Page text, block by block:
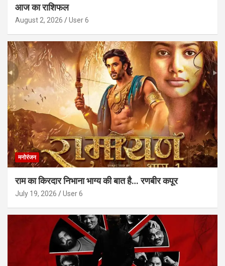
आज का राशिफल
August 2, 2026 User 6
मनोरंजन
राम का किरदार निभाना भाग्य की बात है… रणबीर कपूर
July 19, 2026 User 6